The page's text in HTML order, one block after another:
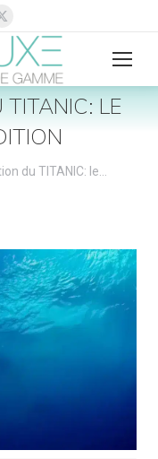
page
X
s'ouvre
dans
une
fenêtre
LE
du TITANIC: le…